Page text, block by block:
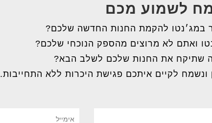
לשמוע מכם
במג׳נטו להקמת החנות החדשה שלכם?
ואתם לא מרוצים מהספק הנוכחי שלכם?
שתיקח את החנות שלכם לשלב הבא?
ונשמח לקיים איתכם פגישת היכרות ללא התחייבות.